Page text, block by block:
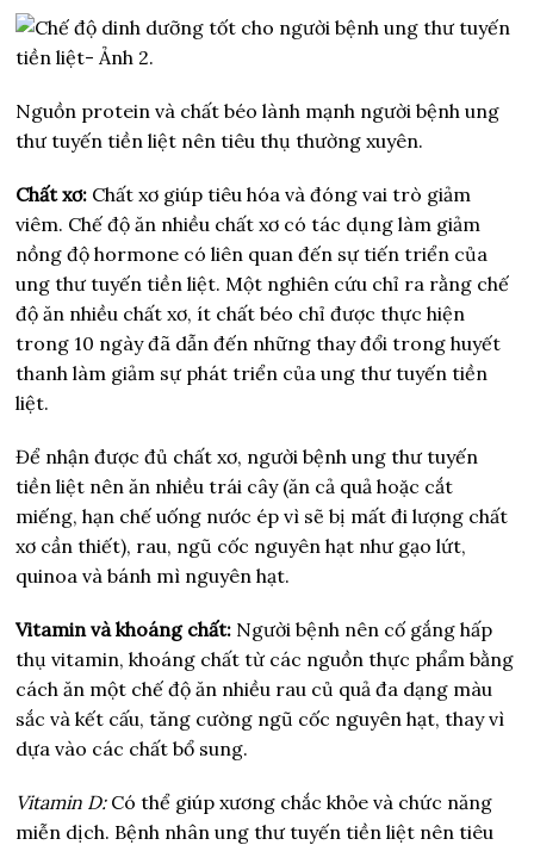
Nguồn protein và chất béo lành mạnh người bệnh ung
thư tuyến tiền liệt nên tiêu thụ thường xuyên.
Chất xơ: Chất xơ giúp tiêu hóa và đóng vai trò giảm
viêm. Chế độ ăn nhiều chất xơ có tác dụng làm giảm
nồng độ hormone có liên quan đến sự tiến triển của
ung thư tuyến tiền liệt. Một nghiên cứu chỉ ra rằng chế
độ ăn nhiều chất xơ, ít chất béo chỉ được thực hiện
trong 10 ngày đã dẫn đến những thay đổi trong huyết
thanh làm giảm sự phát triển của ung thư tuyến tiền
liệt.
Để nhận được đủ chất xơ, người bệnh ung thư tuyến
tiền liệt nên ăn nhiều trái cây (ăn cả quả hoặc cắt
miếng, hạn chế uống nước ép vì sẽ bị mất đi lượng chất
xơ cần thiết), rau, ngũ cốc nguyên hạt như gạo lứt,
quinoa và bánh mì nguyên hạt.
Vitamin và khoáng chất: Người bệnh nên cố gắng hấp
thụ vitamin, khoáng chất từ các nguồn thực phẩm bằng
cách ăn một chế độ ăn nhiều rau củ quả đa dạng màu
sắc và kết cấu, tăng cường ngũ cốc nguyên hạt, thay vì
dựa vào các chất bổ sung.
Vitamin D:Có thể giúp xương chắc khỏe và chức năng
miễn dịch. Bệnh nhân ung thư tuyến tiền liệt nên tiêu